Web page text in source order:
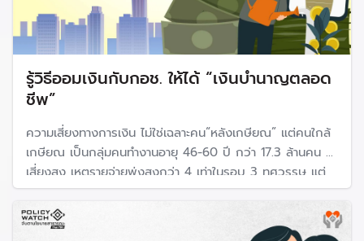
รู้วิธีออมเงินกับกอช. ให้ได้ “เงินบำนาญตลอด
ชีพ”
ความเสี่ยงทางการเงิน ไม่ใช่เฉลาะคน“หลังเกษียณ” แต่คนใกล้
เกษียณ เป็นกลุ่มคนทำงานอายุ 46-60 ปี กว่า 17.3 ล้านคน ก็
เสี่ยงสูง เหตุรายจ่ายพุ่งสูงกว่า 4 เท่าในรอบ 3 ทศวรรษ แต่
ออมได้ต่ำกว่าค่าใช้จ่ายหลังเกษียณ กอช.เป็นอีกทางเลือก
สำหรับแรงงานนอกระบบ มี“บำนาญตลอดชีพ” หวังปิดช่อง
ว่าง “แก่แต่จน”